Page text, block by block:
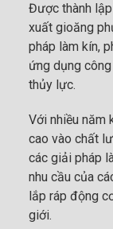
Được thành
xuất gioăng
pháp làm kín,
ứng dụng
thủy lực.
Với nhiều năm
cao vào chất
các giải pháp
nhu cầu của
lắp ráp động
giới.